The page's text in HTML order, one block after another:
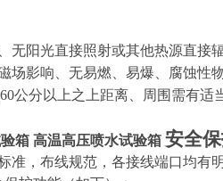
无阳光直接照射或其他热源直接辐
场影响、无易燃、易爆、腐蚀性
公分以上之上距离、周围需有适
箱 高温高压喷水试验箱 安全
准，布线规范，各接线端口均有